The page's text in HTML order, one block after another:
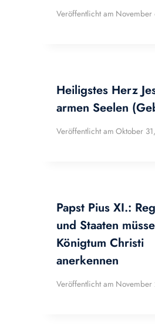
Veröffentlicht am
Heiligstes Herz
armen Seelen
Veröffentlicht am Oktober
Papst Pius XI.:
und Staaten
Königtum Christi
anerkennen
Veröffentlicht am November